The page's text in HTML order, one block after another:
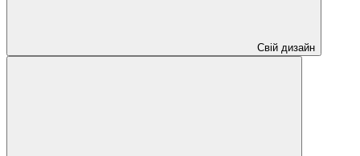
Свій дизайн